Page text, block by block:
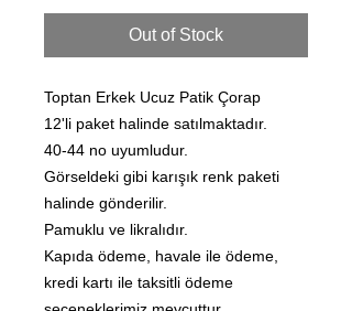
Out of Stock
Toptan Erkek Ucuz Patik Çorap
12'li paket halinde satılmaktadır.
40-44 no uyumludur.
Görseldeki gibi karışık renk paketi
halinde gönderilir.
Pamuklu ve likralıdır.
Kapıda ödeme, havale ile ödeme,
kredi kartı ile taksitli ödeme